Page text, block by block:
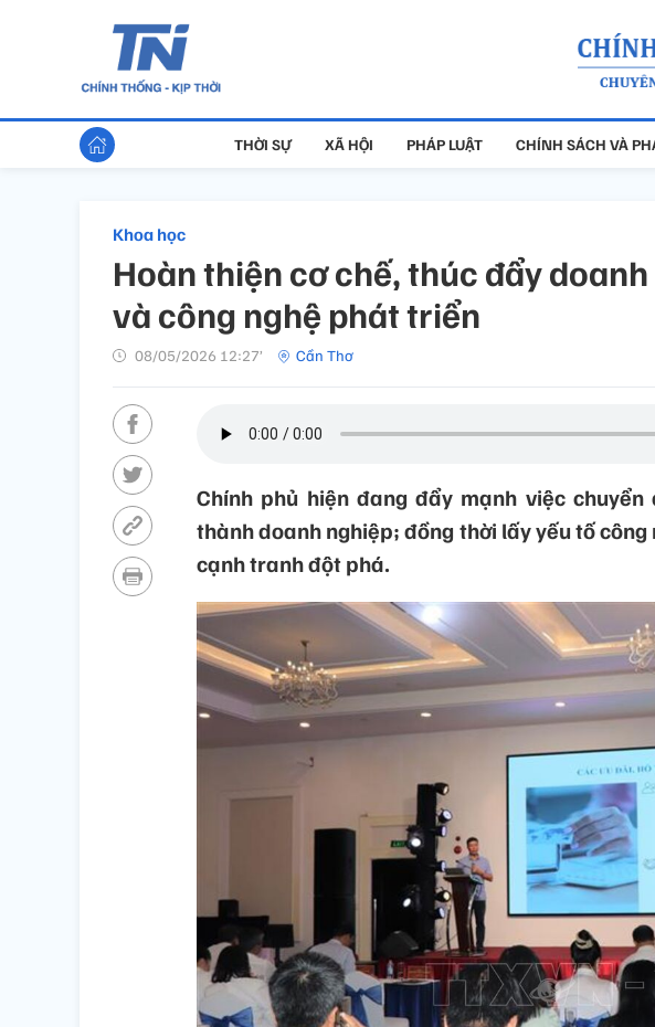
THỜI SỰ XÃ HỘI PHÁP LUẬT CHÍNH SÁCH VÀ
Khoa học
Hoàn thiện cơ chế, thúc đẩy
và công nghệ phát triển
08/05/2026 12:27’ Cần Thơ
Chính phủ hiện đang đẩy mạnh việc
thành doanh nghiệp; đồng thời lấy yếu tố
cạnh tranh đột phá.